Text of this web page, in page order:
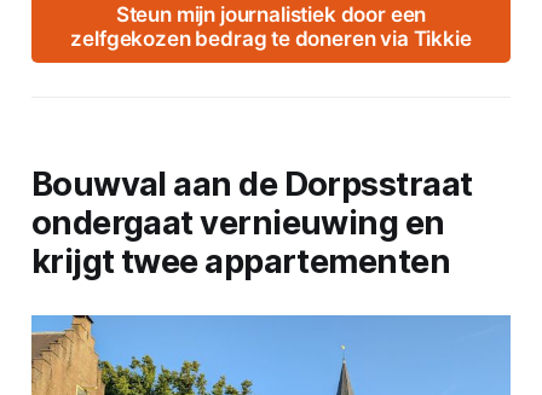
Steun mijn journalistiek door een
zelfgekozen bedrag te doneren via Tikkie
Bouwval aan de Dorpsstraat
ondergaat vernieuwing en
krijgt twee appartementen